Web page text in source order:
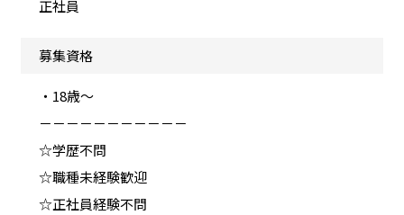
正社員
募集資格
・18歳～
－－－－－－－－－－－
☆学歴不問
☆職種未経験歓迎
☆正社員経験不問